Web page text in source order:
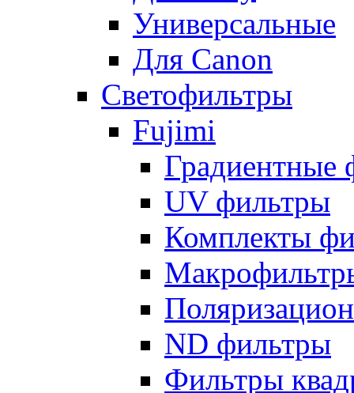
Универсальные
Для Canon
Светофильтры
Fujimi
Градиентные
UV фильтры
Комплекты
ND фильтры
Фильтры